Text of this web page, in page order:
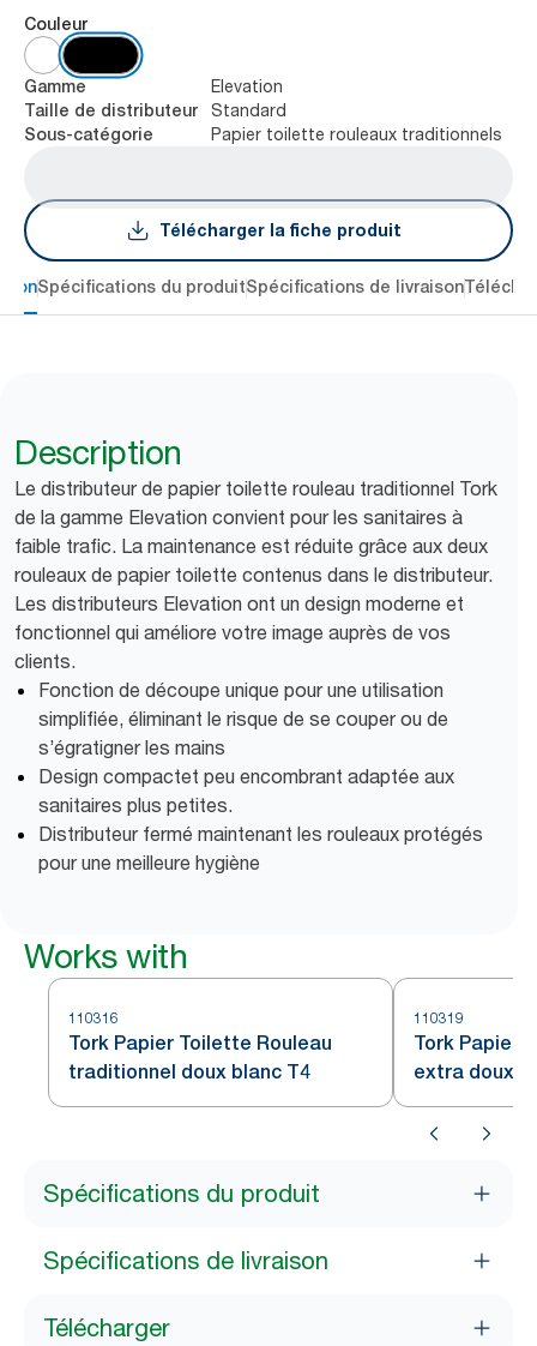
Couleur
Gamme Elevation
Taille de distributeur Standard
Sous-catégorie Papier toilette rouleaux traditionnels
Télécharger la fiche produit
Spécifications du produitSpécifications de livraison
Description
Le distributeur de papier toilette rouleau traditionnel Tork
de la gamme Elevation convient pour les sanitaires à
faible trafic. La maintenance est réduite grâce aux deux
rouleaux de papier toilette contenus dans le distributeur.
Les distributeurs Elevation ont un design moderne et
fonctionnel qui améliore votre image auprès de vos
clients.
Fonction de découpe unique pour une utilisation
simplifiée, éliminant le risque de se couper ou de
s’égratigner les mains
Design compactet peu encombrant adaptée aux
sanitaires plus petites.
Distributeur fermé maintenant les rouleaux protégés
pour une meilleure hygiène
Works with
110316
Tork Papier Toilette Rouleau
traditionnel doux blanc T4
110319
Tork Papier
extra doux
Spécifications du produit
Spécifications de livraison
Télécharger